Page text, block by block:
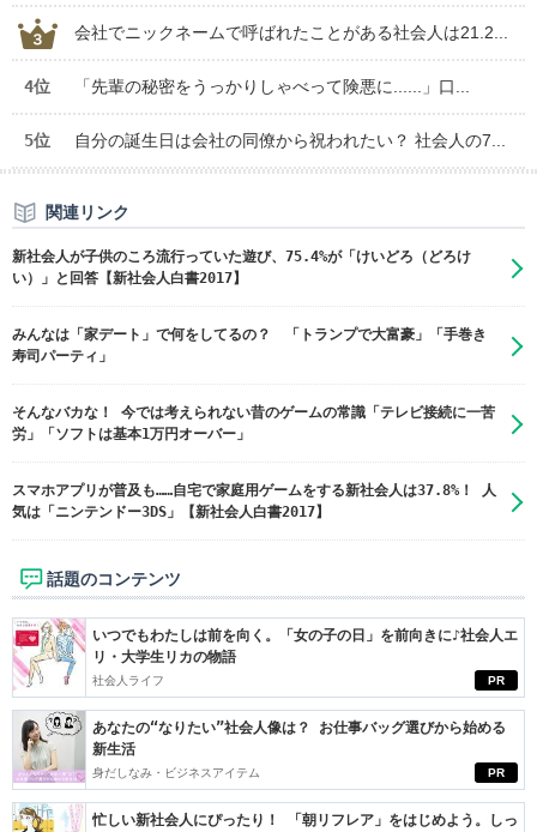
会社でニックネームで呼ばれたことがある社会人は21.2...
4位 「先輩の秘密をうっかりしゃべって険悪に......」口...
5位 自分の誕生日は会社の同僚から祝われたい？ 社会人の7...
関連リンク
新社会人が子供のころ流行っていた遊び、75.4%が「けいどろ（どろけ
い）」と回答【新社会人白書2017】
みんなは「家デート」で何をしてるの？ 「トランプで大富豪」「手巻き
寿司パーティ」
そんなバカな！ 今では考えられない昔のゲームの常識「テレビ接続に一苦
労」「ソフトは基本1万円オーバー」
スマホアプリが普及も……自宅で家庭用ゲームをする新社会人は37.8%！ 人
気は「ニンテンドー3DS」【新社会人白書2017】
話題のコンテンツ
PR
いつでもわたしは前を向く。「女の子の日」を前向きに♪社会人エ
リ・大学生リカの物語
社会人ライフ
PR
あなたの“なりたい”社会人像は？ お仕事バッグ選びから始める
新生活
身だしなみ・ビジネスアイテム
忙しい新社会人にぴったり！ 「朝リフレア」をはじめよう。しっ